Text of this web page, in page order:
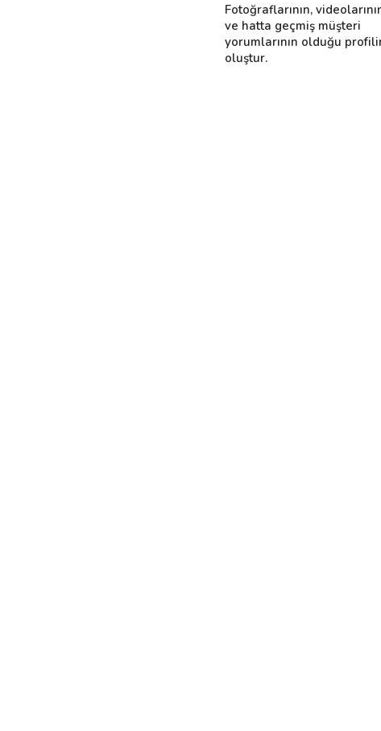
Fotoğraflarının,
ve hatta geçmiş müşteri
yorumlarının olduğu
oluştur.